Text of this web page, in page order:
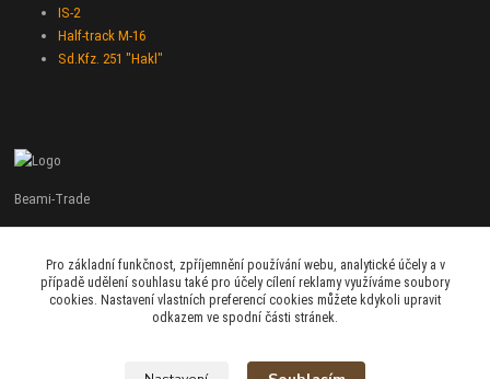
IS-2
Half-track M-16
Sd.Kfz. 251 "Hakl"
Beami-Trade
Po - Pá 9:00 - 16:00
admin@beami-trade.cz
Pro základní funkčnost, zpříjemnění používání webu, analytické účely a v
případě udělení souhlasu také pro účely cílení reklamy využíváme soubory
cookies. Nastavení vlastních preferencí cookies můžete kdykoli upravit
odkazem ve spodní části stránek.